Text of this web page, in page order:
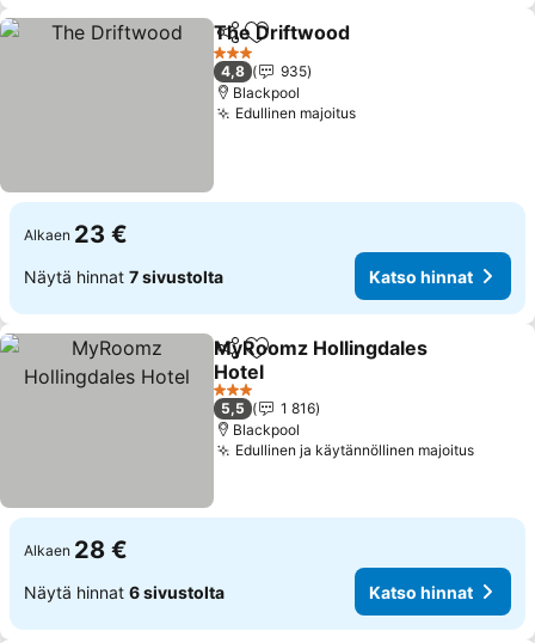
Jaa Lisää suosikkeihin
The Driftwood
3 Tähtiluokitus
4,8
935
Blackpool
Edullinen majoitusKatso hinnat
Alkaen 23 €
Näytä hinnat 7 sivustolta Katso hinnat
Jaa Lisää suosikkeihin
MyRoomz Hollingdales
Hotel
Katso hinnat
3 Tähtiluokitus
5,5
1 816
Blackpool
Edullinen ja käytännöllinen majoitusKatso
Alkaen 28 €
Näytä hinnat 6 sivustolta Katso hinnat